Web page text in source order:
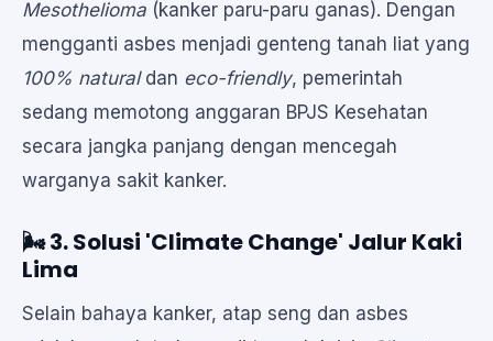
Mesothelioma (kanker paru-paru ganas). Dengan
mengganti asbes menjadi genteng tanah liat yang
100% naturaldan eco-friendly, pemerintah
sedang memotong anggaran BPJS Kesehatan
secara jangka panjang dengan mencegah
warganya sakit kanker.
🌬️ 3. Solusi 'Climate Change' Jalur Kaki
Lima
Selain bahaya kanker, atap seng dan asbes